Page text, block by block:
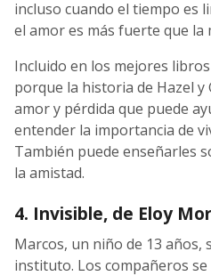
incluso cuando el tiempo es
el amor es más fuerte que la
Incluido en los mejores
porque la historia de Hazel y
amor y pérdida que puede
entender la importancia de
También puede enseñarles
la amistad.
4. Invisible, de Eloy
Marcos, un niño de 13 años,
instituto. Los compañeros